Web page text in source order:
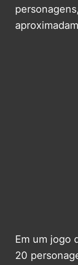
Em um jogo
20